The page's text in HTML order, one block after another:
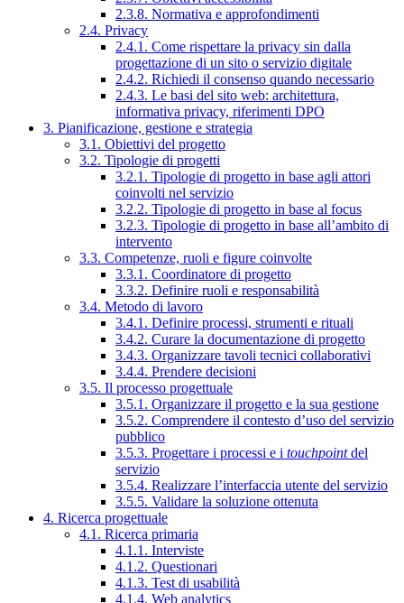
2.3.8. Normativa e approfondimenti
2.4. Privacy
2.4.1. Come rispettare la privacy sin dalla
progettazione di un sito o servizio digitale
2.4.2. Richiedi il consenso quando necessario
2.4.3. Le basi del sito web: architettura,
informativa privacy, riferimenti DPO
3. Pianificazione, gestione e strategia
3.1. Obiettivi del progetto
3.2. Tipologie di progetti
3.2.1. Tipologie di progetto in base agli attori
coinvolti nel servizio
3.2.2. Tipologie di progetto in base al focus
3.2.3. Tipologie di progetto in base all’ambito di
intervento
3.3. Competenze, ruoli e figure coinvolte
3.3.1. Coordinatore di progetto
3.3.2. Definire ruoli e responsabilità
3.4. Metodo di lavoro
3.4.1. Definire processi, strumenti e rituali
3.4.2. Curare la documentazione di progetto
3.4.3. Organizzare tavoli tecnici collaborativi
3.4.4. Prendere decisioni
3.5. Il processo progettuale
3.5.1. Organizzare il progetto e la sua gestione
3.5.2. Comprendere il contesto d’uso del servizio
pubblico
3.5.3. Progettare i processi e i touchpointdel
servizio
3.5.4. Realizzare l’interfaccia utente del servizio
3.5.5. Validare la soluzione ottenuta
4. Ricerca progettuale
4.1. Ricerca primaria
4.1.1. Interviste
4.1.2. Questionari
4.1.3. Test di usabilità
4.1.4. Web analytics